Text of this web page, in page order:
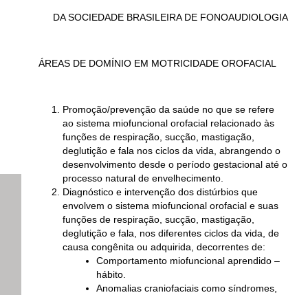
DA SOCIEDADE BRASILEIRA DE FONOAUDIOLOGIA
ÁREAS DE DOMÍNIO EM MOTRICIDADE OROFACIAL
Promoção/prevenção da saúde no que se refere
ao sistema miofuncional orofacial relacionado às
funções de respiração, sucção, mastigação,
deglutição e fala nos ciclos da vida, abrangendo o
desenvolvimento desde o período gestacional até o
processo natural de envelhecimento.
Diagnóstico e intervenção dos distúrbios que
envolvem o sistema miofuncional orofacial e suas
funções de respiração, sucção, mastigação,
deglutição e fala, nos diferentes ciclos da vida, de
causa congênita ou adquirida, decorrentes de:
Comportamento miofuncional aprendido –
hábito.
Anomalias craniofaciais como síndromes,